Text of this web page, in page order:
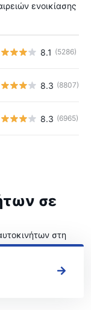
ενοικίασης
8.1 (5286)
8.3 (8807)
8.3 (6965)
σε
στη